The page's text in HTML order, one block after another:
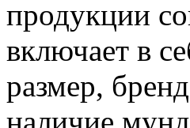
продукции
включает в
размер,
наличие